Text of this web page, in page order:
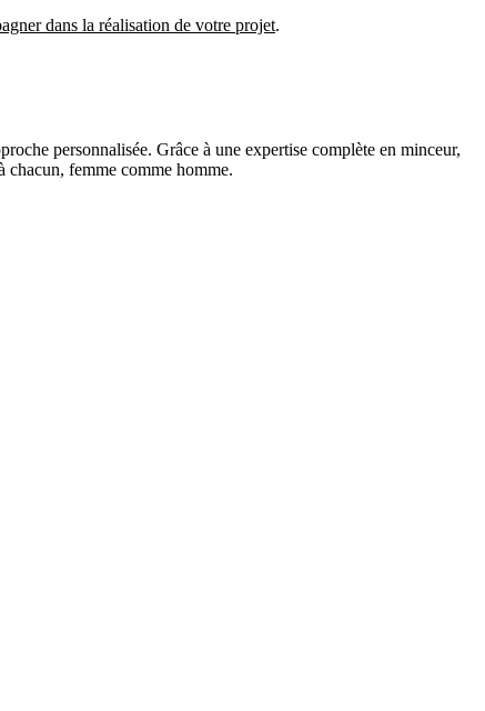
dans la réalisation de votre projet.
personnalisée. Grâce à une expertise complète en minceur,
chacun, femme comme homme.